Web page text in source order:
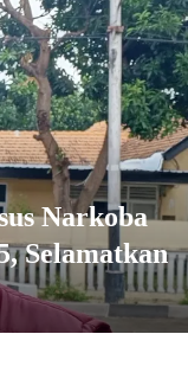
Narkoba
Selamatkan